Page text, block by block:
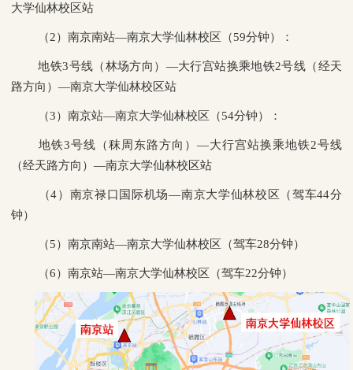
大学仙林校区站
（2）南京南站—南京大学仙林校区（59分钟）：
地铁3号线（林场方向）—大行宫站换乘地铁2号线（经天
路方向）—南京大学仙林校区站
（3）南京站—南京大学仙林校区（54分钟）：
地铁3号线（秣周东路方向）—大行宫站换乘地铁2号线
（经天路方向）—南京大学仙林校区站
（4）南京禄口国际机场—南京大学仙林校区（驾车44分
钟）
（5）南京南站—南京大学仙林校区（驾车28分钟）
（6）南京站—南京大学仙林校区（驾车22分钟）